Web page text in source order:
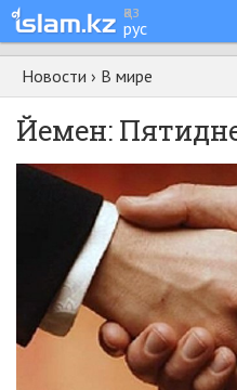
қаз
рус
Новости › В мире
Йемен: